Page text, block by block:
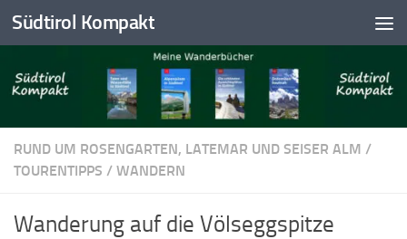
Skip to content
Südtirol Kompakt
RUND UM ROSENGARTEN, LATEMAR UND SEISER ALM /
TOURENTIPPS / WANDERN
Wanderung auf die Völseggspitze